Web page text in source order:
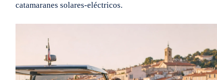
catamaranes solares-eléctricos.